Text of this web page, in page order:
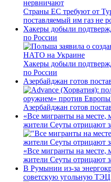
Страны ЕС требуют от
поставляемый им газ не
Хакеры добыли
по России
Хакеры добыли
по России
Азербайджан готов
Азербайджан готов
«Все мигранты на месте,
жители Сеуты отрицают
«Все мигранты на месте,
жители Сеуты отрицают
В Румынии из-за
советскую угольную ТЭЦ